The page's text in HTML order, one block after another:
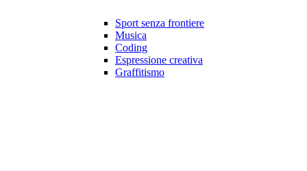
Sport senza frontiere
Musica
Coding
Espressione creativa
Graffitismo